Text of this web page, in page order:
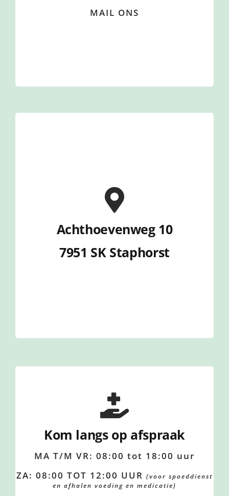
MAIL ONS
Achthoevenweg 10
7951 SK Staphorst
Kom langs op afspraak
MA T/M VR: 08:00 tot 18:00 uur
ZA: 08:00 TOT 12:00 UUR (voor spoeddienst
en afhalen voeding en medicatie)